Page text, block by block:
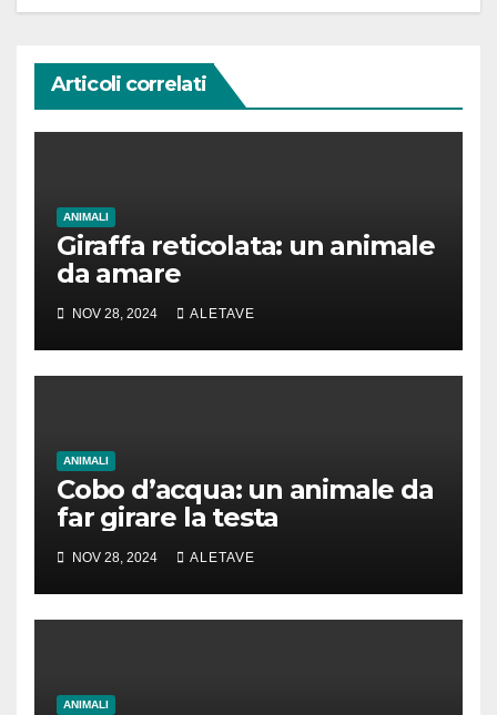
Articoli correlati
ANIMALI
Giraffa reticolata: un animale
da amare
NOV 28, 2024 ALETAVE
ANIMALI
Cobo d’acqua: un animale da
far girare la testa
NOV 28, 2024 ALETAVE
ANIMALI